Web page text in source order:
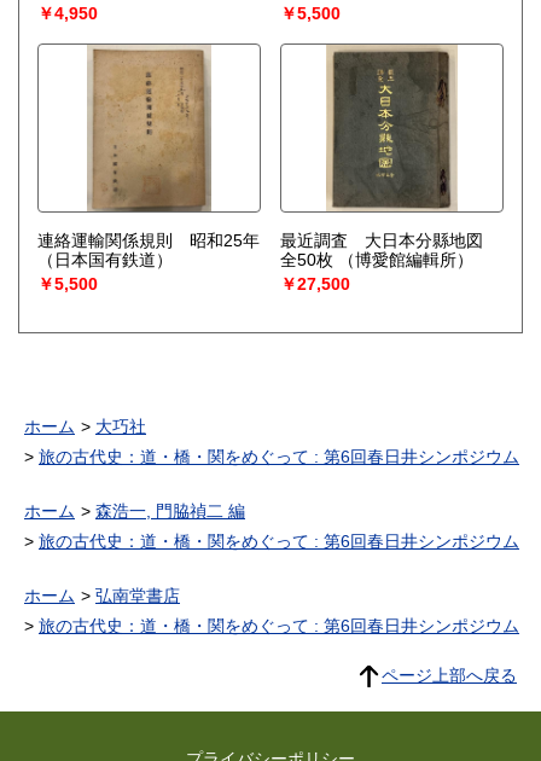
￥4,950
￥5,500
連絡運輸関係規則 昭和25年
（日本国有鉄道）
￥5,500
最近調査 大日本分縣地図
全50枚
（博愛館編輯所）
￥27,500
ホーム
大巧社
旅の古代史：道・橋・関をめぐって : 第6回春日井シンポジウム
ホーム
森浩一, 門脇禎二 編
旅の古代史：道・橋・関をめぐって : 第6回春日井シンポジウム
ホーム
弘南堂書店
旅の古代史：道・橋・関をめぐって : 第6回春日井シンポジウム
ページ上部へ戻る